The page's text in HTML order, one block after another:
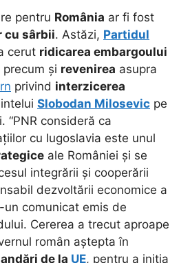
pentru România ar fi fost
cu sârbii. Astăzi, Partidul
cerut ridicarea embargoului
precum și revenirea asupra
privind interzicerea
Slobodan Milosevic pe
“PNR consideră ca
cu Iugoslavia este unul
ale României și se
integrării și cooperării
dezvoltării economice a
un comunicat emis de
Cererea a trecut aproape
român aștepta în
de la UE, pentru a iniția